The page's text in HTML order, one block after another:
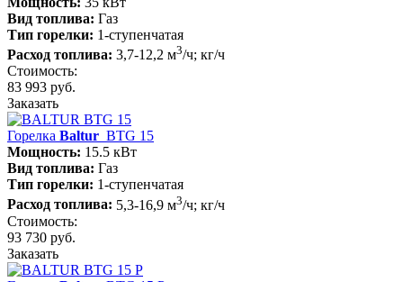
Вид топлива: Газ
Тип горелки: 1-ступенчатая
Расход топлива: 3,7-12,2 м3/ч; кг/ч
Стоимость:
83 993 руб.
Заказать
Горелка Baltur BTG 15
Мощность: 15.5 кВт
Вид топлива: Газ
Тип горелки: 1-ступенчатая
Расход топлива: 5,3-16,9 м3/ч; кг/ч
Стоимость:
93 730 руб.
Заказать